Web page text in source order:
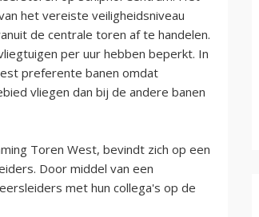
het vereiste veiligheidsniveau
de centrale toren af te handelen.
per uur hebben beperkt. In
preferente banen omdat
vliegen dan bij de andere banen
Toren West, bevindt zich op een
Door middel van een
met hun collega's op de